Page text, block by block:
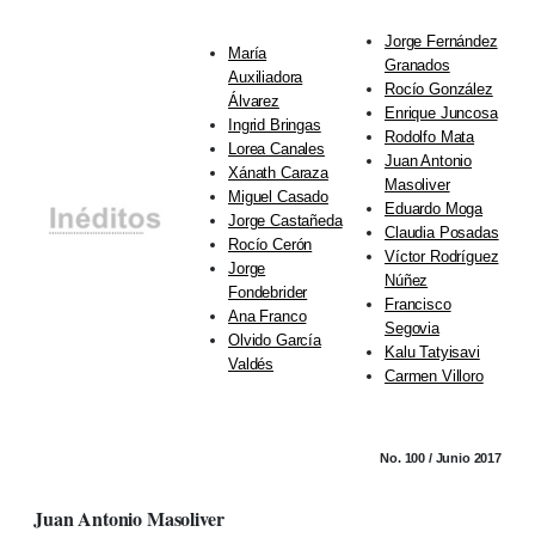
María
Auxiliadora
Álvarez
Ingrid Bringas
Lorea Canales
Xánath Caraza
Miguel Casado
Jorge Castañeda
Rocío Cerón
Jorge
Fondebrider
Ana Franco
Olvido García
Valdés
Jorge Fernández
Granados
Rocío González
Enrique Juncosa
Rodolfo Mata
Juan Antonio
Masoliver
Eduardo Moga
Claudia Posadas
Víctor Rodríguez
Núñez
Francisco
Segovia
Kalu Tatyisavi
Carmen Villoro
No. 100 / Junio 2017
Juan Antonio Masoliver